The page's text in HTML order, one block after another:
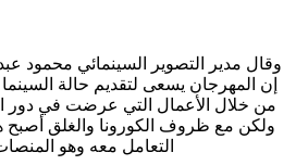
وقال مدير التصوير السينمائي محمود
إن المهرجان يسعى لتقديم حالة
من خلال الأعمال التي عرضت في دور
ولكن مع ظروف الكورونا والغلق أصبح
التعامل معه وهو